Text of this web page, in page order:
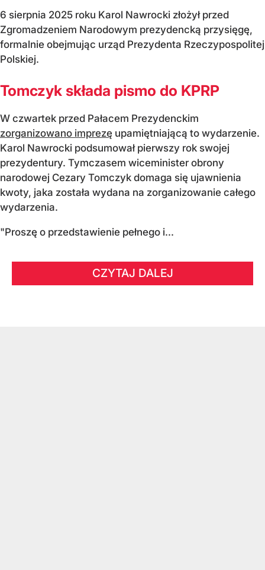
6 sierpnia 2025 roku Karol Nawrocki złożył przed
Zgromadzeniem Narodowym prezydencką przysięgę,
formalnie obejmując urząd Prezydenta Rzeczypospolitej
Polskiej.
Tomczyk składa pismo do KPRP
W czwartek przed Pałacem Prezydenckim
zorganizowano imprezę upamiętniającą to wydarzenie.
Karol Nawrocki podsumował pierwszy rok swojej
prezydentury. Tymczasem wiceminister obrony
narodowej Cezary Tomczyk domaga się ujawnienia
kwoty, jaka została wydana na zorganizowanie całego
wydarzenia.
"Proszę o przedstawienie pełnego i...
CZYTAJ DALEJ